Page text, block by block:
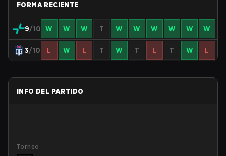
FORMA RECIENTE
9/10 W W W T W W W W W W
3/10 L W L T W T L T W L
INFO DEL PARTIDO
Torneo